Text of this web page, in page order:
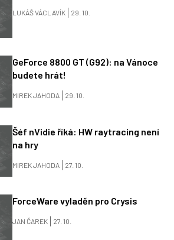
LUKÁŠ VÁCLAVÍK 29. 10.
GeForce 8800 GT (G92): na Vánoce
budete hrát!
MIREK JAHODA 29. 10.
Šéf nVidie říká: HW raytracing není
na hry
MIREK JAHODA 27. 10.
ForceWare vyladěn pro Crysis
JAN ČAREK 27. 10.